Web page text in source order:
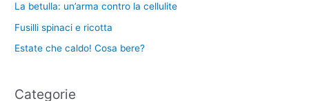
La betulla: un’arma contro la cellulite
Fusilli spinaci e ricotta
Estate che caldo! Cosa bere?
Categorie